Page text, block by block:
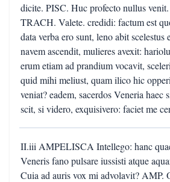
dicite. PISC. Huc profecto nullus
TRACH. Valete. credidi: factum est
data verba ero sunt, leno abit scelestus
navem ascendit, mulieres avexit:
erum etiam ad prandium vocavit,
quid mihi meliust, quam ilico hic
veniat? eadem, sacerdos Veneria haec
scit, si videro, exquisivero: faciet me
II.iii AMPELISCA Intellego: hanc
Veneris fano pulsare iussisti atque
Cuia ad auris vox mi advolavit? AMP.